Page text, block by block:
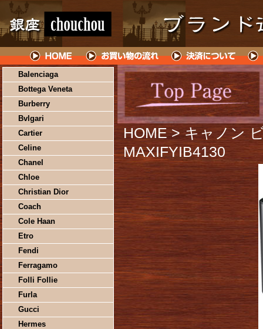
Balenciaga
Bottega Veneta
Burberry
Bvlgari
Cartier
Celine
Chanel
Chloe
Christian Dior
Coach
Cole Haan
Etro
Fendi
Ferragamo
Folli Follie
Furla
Gucci
Hermes
HOME > キャノン
MAXIFYIB4130